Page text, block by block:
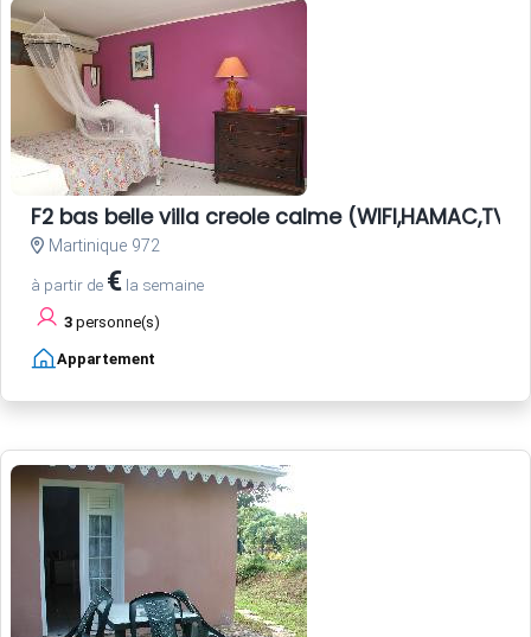
F2 bas belle villa creole calme (WIFI,HAMAC,TV
Martinique 972
à partir de € la semaine
3 personne(s)
Appartement